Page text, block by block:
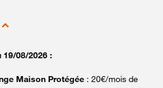
08/2026 :
Maison Protégée : 20€/mois de